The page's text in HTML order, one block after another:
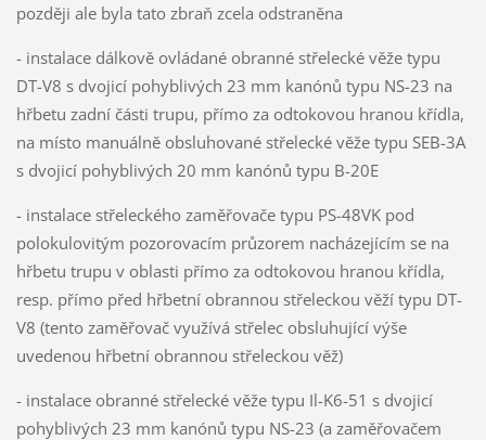
později ale byla tato zbraň zcela odstraněna
- instalace dálkově ovládané obranné střelecké věže typu
DT-V8 s dvojicí pohyblivých 23 mm kanónů typu NS-23 na
hřbetu zadní části trupu, přímo za odtokovou hranou křídla,
na místo manuálně obsluhované střelecké věže typu SEB-3A
s dvojicí pohyblivých 20 mm kanónů typu B-20E
- instalace střeleckého zaměřovače typu PS-48VK pod
polokulovitým pozorovacím průzorem nacházejícím se na
hřbetu trupu v oblasti přímo za odtokovou hranou křídla,
resp. přímo před hřbetní obrannou střeleckou věží typu DT-
V8 (tento zaměřovač využívá střelec obsluhující výše
uvedenou hřbetní obrannou střeleckou věž)
- instalace obranné střelecké věže typu Il-K6-51 s dvojicí
pohyblivých 23 mm kanónů typu NS-23 (a zaměřovačem